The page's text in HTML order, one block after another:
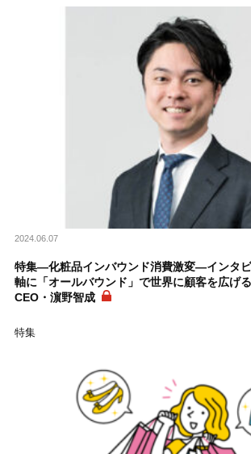
2024.06.07
特集―化粧品インバウンド消費激変―インタ
軸に「オールバウンド」で世界に顧客を広げ
CEO・濵野智成
特集